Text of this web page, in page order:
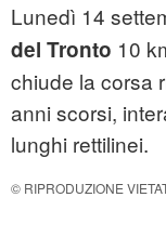
Lunedì 14
del Tronto 10
chiude la corsa
anni scorsi,
lunghi rettilinei.
© RIPRODUZIONE